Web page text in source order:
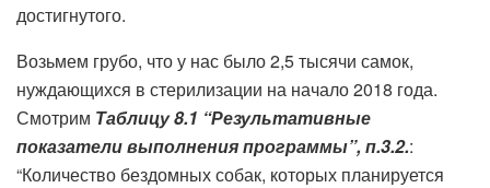
достигнутого.
Возьмем грубо, что у нас было 2,5 тысячи самок,
нуждающихся в стерилизации на начало 2018 года.
Смотрим Таблицу 8.1 “Результативные
показатели выполнения программы”, п.3.2.:
“Количество бездомных собак, которых планируется